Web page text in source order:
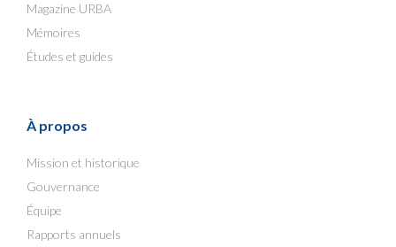
Magazine URBA
Mémoires
Études et guides
À propos
Mission et historique
Gouvernance
Équipe
Rapports annuels